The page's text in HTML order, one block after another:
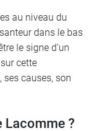
au niveau du
dans le bas
le signe d’un
cette
causes, son
Lacomme ?